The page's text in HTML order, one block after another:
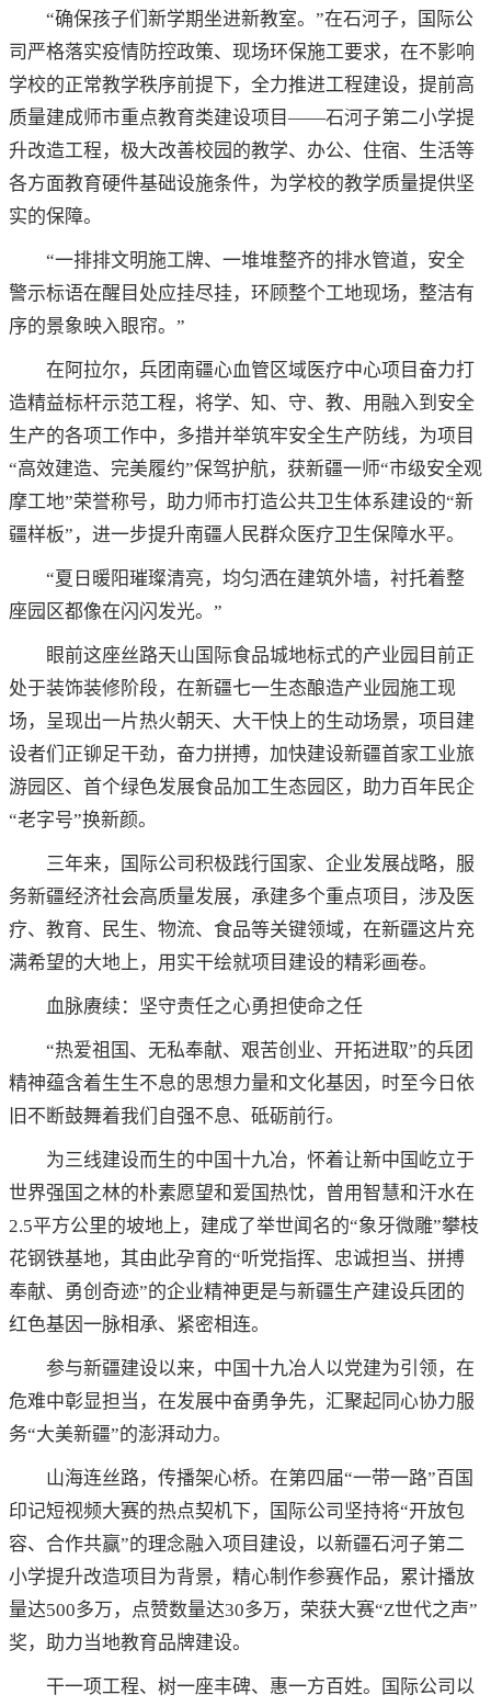
“确保孩子们新学期坐进新教室。”在石河子，国际公
司严格落实疫情防控政策、现场环保施工要求，在不影响
学校的正常教学秩序前提下，全力推进工程建设，提前高
质量建成师市重点教育类建设项目——石河子第二小学提
升改造工程，极大改善校园的教学、办公、住宿、生活等
各方面教育硬件基础设施条件，为学校的教学质量提供坚
实的保障。
“一排排文明施工牌、一堆堆整齐的排水管道，安全
警示标语在醒目处应挂尽挂，环顾整个工地现场，整洁有
序的景象映入眼帘。”
在阿拉尔，兵团南疆心血管区域医疗中心项目奋力打
造精益标杆示范工程，将学、知、守、教、用融入到安全
生产的各项工作中，多措并举筑牢安全生产防线，为项目
“高效建造、完美履约”保驾护航，获新疆一师“市级安全观
摩工地”荣誉称号，助力师市打造公共卫生体系建设的“新
疆样板”，进一步提升南疆人民群众医疗卫生保障水平。
“夏日暖阳璀璨清亮，均匀洒在建筑外墙，衬托着整
座园区都像在闪闪发光。”
眼前这座丝路天山国际食品城地标式的产业园目前正
处于装饰装修阶段，在新疆七一生态酿造产业园施工现
场，呈现出一片热火朝天、大干快上的生动场景，项目建
设者们正铆足干劲，奋力拼搏，加快建设新疆首家工业旅
游园区、首个绿色发展食品加工生态园区，助力百年民企
“老字号”换新颜。
三年来，国际公司积极践行国家、企业发展战略，服
务新疆经济社会高质量发展，承建多个重点项目，涉及医
疗、教育、民生、物流、食品等关键领域，在新疆这片充
满希望的大地上，用实干绘就项目建设的精彩画卷。
血脉赓续：坚守责任之心勇担使命之任
“热爱祖国、无私奉献、艰苦创业、开拓进取”的兵团
精神蕴含着生生不息的思想力量和文化基因，时至今日依
旧不断鼓舞着我们自强不息、砥砺前行。
为三线建设而生的中国十九冶，怀着让新中国屹立于
世界强国之林的朴素愿望和爱国热忱，曾用智慧和汗水在
2.5平方公里的坡地上，建成了举世闻名的“象牙微雕”攀枝
花钢铁基地，其由此孕育的“听党指挥、忠诚担当、拼搏
奉献、勇创奇迹”的企业精神更是与新疆生产建设兵团的
红色基因一脉相承、紧密相连。
参与新疆建设以来，中国十九冶人以党建为引领，在
危难中彰显担当，在发展中奋勇争先，汇聚起同心协力服
务“大美新疆”的澎湃动力。
山海连丝路，传播架心桥。在第四届“一带一路”百国
印记短视频大赛的热点契机下，国际公司坚持将“开放包
容、合作共赢”的理念融入项目建设，以新疆石河子第二
小学提升改造项目为背景，精心制作参赛作品，累计播放
量达500多万，点赞数量达30多万，荣获大赛“Z世代之声”
奖，助力当地教育品牌建设。
干一项工程、树一座丰碑、惠一方百姓。国际公司以